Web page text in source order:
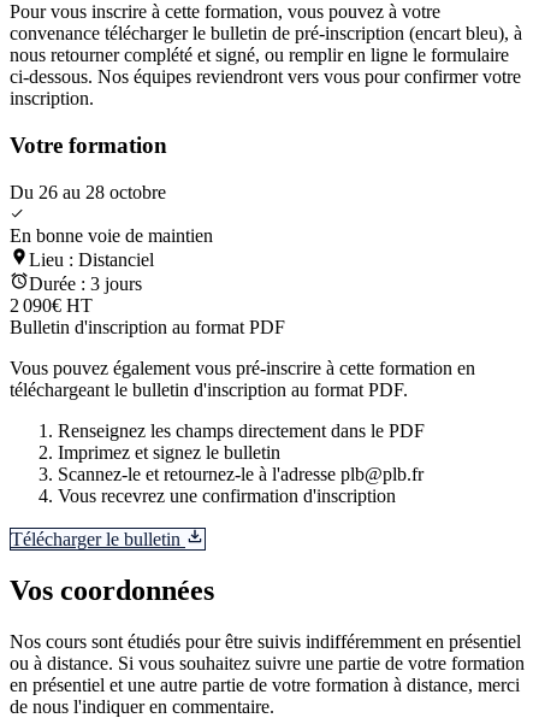
Pour vous inscrire à cette formation, vous pouvez à votre
convenance télécharger le bulletin de pré-inscription (encart bleu), à
nous retourner complété et signé, ou remplir en ligne le formulaire
ci-dessous. Nos équipes reviendront vers vous pour confirmer votre
inscription.
Votre formation
Du 26 au 28 octobre
En bonne voie de maintien
Lieu : Distanciel
Durée : 3 jours
2 090€ HT
Bulletin d'inscription au format PDF
Vous pouvez également vous pré-inscrire à cette formation en
téléchargeant le bulletin d'inscription au format PDF.
Renseignez les champs directement dans le PDF
Imprimez et signez le bulletin
Scannez-le et retournez-le à l'adresse plb@plb.fr
Vous recevrez une confirmation d'inscription
Télécharger le bulletin
Vos coordonnées
Nos cours sont étudiés pour être suivis indifféremment en présentiel
ou à distance. Si vous souhaitez suivre une partie de votre formation
en présentiel et une autre partie de votre formation à distance, merci
de nous l'indiquer en commentaire.